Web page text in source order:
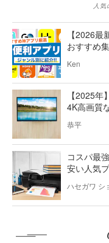
人
【2026
おすすめ
Ken
【2025年
4K高画質
恭平
コスパ最
安い人気
ハセガワ シ